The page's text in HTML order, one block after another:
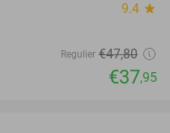
9.4 star
Regulier €47,80
€37,95